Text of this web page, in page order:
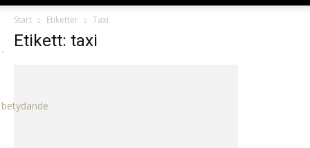
Start Etiketter Taxi
Etikett: taxi